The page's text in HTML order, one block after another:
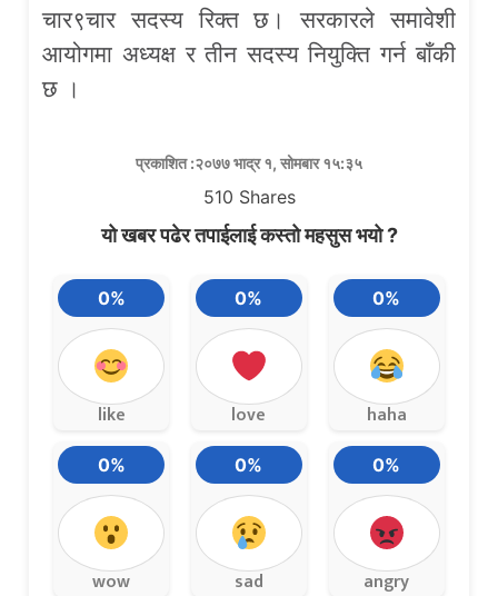
चार९चार सदस्य रिक्त छ। सरकारले समावेशी
आयोगमा अध्यक्ष र तीन सदस्य नियुक्ति गर्न बाँकी
छ ।
प्रकाशित :२०७७ भाद्र १, सोमबार १५:३५
510 Shares
यो खबर पढेर तपाईलाई कस्तो महसुस भयो ?
0%
like
0%
love
0%
haha
0%
wow
0%
sad
0%
angry